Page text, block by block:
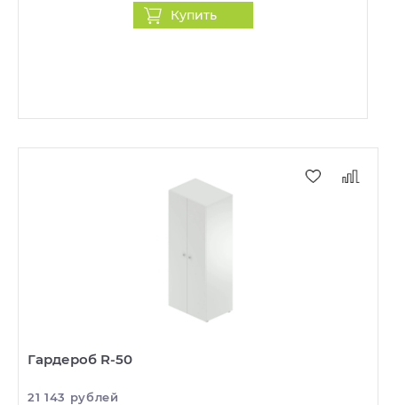
Купить
Гардероб R-50
21 143 рублей